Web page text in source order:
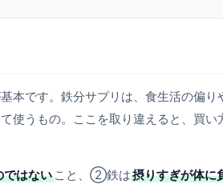
本です。鉄分サプリは、食生活の偏り
使うもの。ここを取り違えると、買い
ではない こと、②鉄は摂りすぎが体に